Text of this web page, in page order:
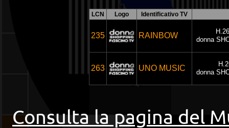
LCN Logo Identificativo TV
235 RAINBOW
donna
263 UNO MUSIC
donna
Consulta la pagina del